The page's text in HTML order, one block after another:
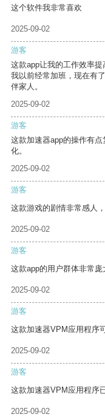
这个软件我非常喜欢
2025-09-02
游客
这款app让我的工作效率提
我以前经常加班，现在有
伴家人。
2025-09-02
游客
这款加速器app的操作有
化。
2025-09-02
游客
这款游戏的剧情非常感人
2025-09-02
游客
这款app的用户群体非常庞
2025-09-02
游客
这款加速器VPM应用程序
2025-09-02
游客
这款加速器VPM应用程序
2025-09-02